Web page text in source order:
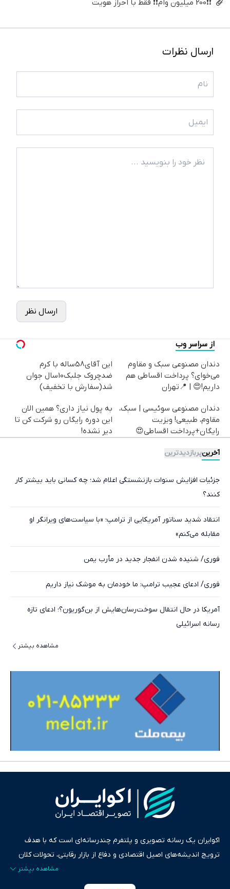
❗❗200 میلیون وام❗❗ فقط با احراز هویت
ارسال نظرات
ارسال نظر
از سراسر وب
دندان مصنوعی سبک و مقاوم
می‌خوای؟ پرداخت اقساطی هم
داریم!😍 | 📍تهران
این آقای58ساله با کرم
ضدچروک جلبک10سال جوان
شد(سفارش با تخفیف)
دندان مصنوعی سوئیسی | سبک،
مقاوم، طبیعی! ویزیت
رایگان+پرداخت اقساطی😍
به پول نیاز داری؟ همین الان
این دوره رایگان رو شرکت کن تا
دیر نشده!
آخرینپربازدیدترین
جزئیات افزایش سنوات بازنشستگی اعلام شد؛ چه کسانی باید بیشتر کار
کنند؟
انتقاد شدید سناتور آمریکایی از ترامپ؛ «با سیاست‌های ویرانگر او
مقابله می‌کنم»
فوری/ شنیده شدن انفجار جدید در مأرب یمن
فوری/ ادعای عجیب ترامپ: ما خودمان به موشک نیاز داریم
آمریکا در حال انتقال سوخت‌رسان‌هایش از بن‌گوریون؟؛ ادعای تازه
رسانه اسرائیلی
مشاهده بیشتر
اکوایران یک رسانه تصویری و پلتفرم چندرسانه‌ای است که با هدف
ترویج اندیشه‌های اصیل اقتصادی و دفاع از بازار رقابتی، تحولات کلان
ایران و جهان را در قالب‌های ویدیو، پادکست، متن و گزارش‌های تحلیلی
پایش می‌کند. این رسانه به عنوان منبعی دقیق و قابل اعتماد، فراتر از